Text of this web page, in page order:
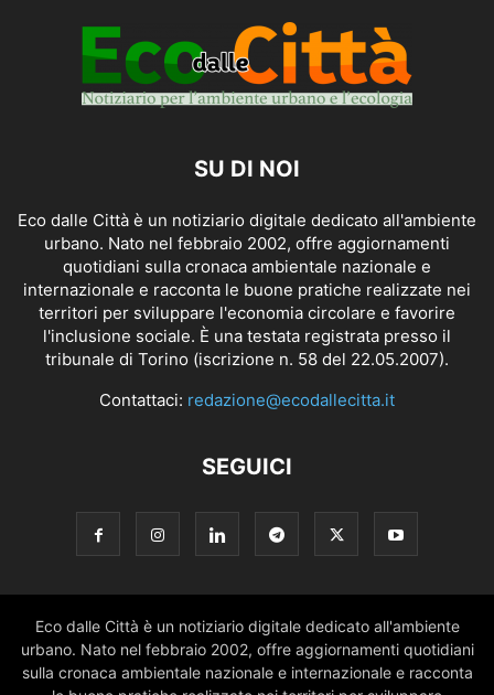
SU DI NOI
Eco dalle Città è un notiziario digitale dedicato all'ambiente
urbano. Nato nel febbraio 2002, offre aggiornamenti
quotidiani sulla cronaca ambientale nazionale e
internazionale e racconta le buone pratiche realizzate nei
territori per sviluppare l'economia circolare e favorire
l'inclusione sociale. È una testata registrata presso il
tribunale di Torino (iscrizione n. 58 del 22.05.2007).
Contattaci: redazione@ecodallecitta.it
SEGUICI
Eco dalle Città è un notiziario digitale dedicato all'ambiente
urbano. Nato nel febbraio 2002, offre aggiornamenti quotidiani
sulla cronaca ambientale nazionale e internazionale e racconta